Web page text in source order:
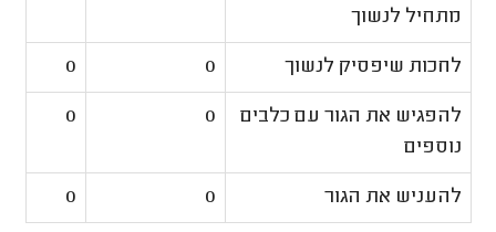
מתחיל לנשוך
לחכות שיפסיק לנשוך 0
0
להפגיש את הגור עם כלבים
נוספים
0
0
להעניש את הגור 0
0